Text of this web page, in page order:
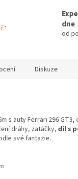
dne
od
Diskuze
s auty Ferrari 296
dráhy, zatáčky, díl s
své fantazie.